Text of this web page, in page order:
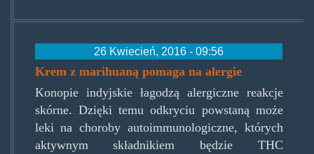
26 Kwiecień, 2016 - 09:56
Krem z marihuaną pomaga na alergie
Konopie indyjskie łagodzą alergiczne reakcje
skórne. Dzięki temu odkryciu powstaną może
leki na choroby autoimmunologiczne, których
aktywnym składnikiem będzie THC